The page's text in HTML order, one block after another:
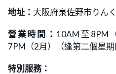
地址： 大阪府泉佐野市りん
營業時間： 10AM至8PM
7PM（2月）（逢第二個星期
特別服務：